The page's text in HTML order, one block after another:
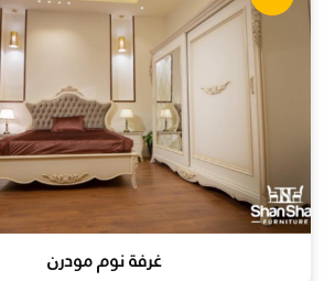
غرفة نوم مودرن